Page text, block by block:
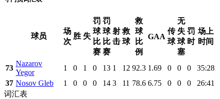
球员
场
次
胜 失
罚
球
比
赛
罚
球
比
赛
射
击
救
球
救
球
比
例
GAA
传
球
无
失
球
塞
罚
时
场上
时间
73
Nazarov
Yegor
1 0 1 0 13 1 12 92.3 1.69 0 0 0
35:28
37 Nosov Gleb 1 0 0 0 14 3 11 78.6 6.75 0 0 0
26:41
词汇表